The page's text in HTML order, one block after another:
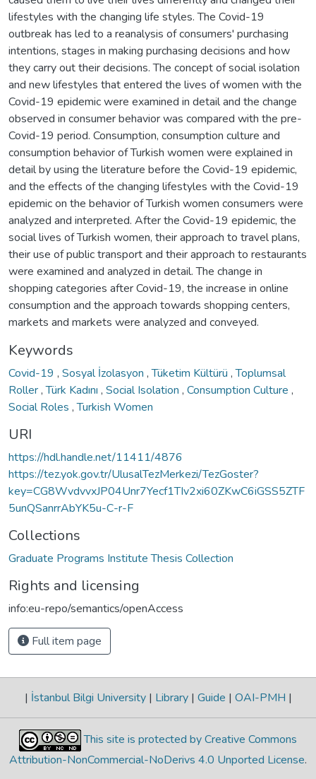
lifestyles with the changing life styles. The Covid-19
outbreak has led to a reanalysis of consumers' purchasing
intentions, stages in making purchasing decisions and how
they carry out their decisions. The concept of social isolation
and new lifestyles that entered the lives of women with the
Covid-19 epidemic were examined in detail and the change
observed in consumer behavior was compared with the pre-
Covid-19 period. Consumption, consumption culture and
consumption behavior of Turkish women were explained in
detail by using the literature before the Covid-19 epidemic,
and the effects of the changing lifestyles with the Covid-19
epidemic on the behavior of Turkish women consumers were
analyzed and interpreted. After the Covid-19 epidemic, the
social lives of Turkish women, their approach to travel plans,
their use of public transport and their approach to restaurants
were examined and analyzed in detail. The change in
shopping categories after Covid-19, the increase in online
consumption and the approach towards shopping centers,
markets and markets were analyzed and conveyed.
Keywords
Covid-19 , Sosyal İzolasyon ,Tüketim Kültürü ,Toplumsal
Roller,Türk Kadını , Social Isolation , Consumption Culture ,
Social Roles ,Turkish Women
URI
https://hdl.handle.net/11411/4876
https://tez.yok.gov.tr/UlusalTezMerkezi/TezGoster?
key=CG8WvdvvxJP04Unr7Yecf1TIv2xi60ZKwC6iGSS5ZTF
5unQSanrrAbYK5u-C-r-F
Collections
Graduate Programs Institute Thesis Collection
Rights and licensing
info:eu-repo/semantics/openAccess
Full item page
| İstanbul Bilgi University | Library | Guide | OAI-PMH |
This site is protected by Creative Commons
Attribution-NonCommercial-NoDerivs 4.0 Unported License.